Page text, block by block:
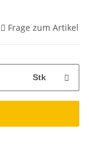
Frage zum Artikel
Stk